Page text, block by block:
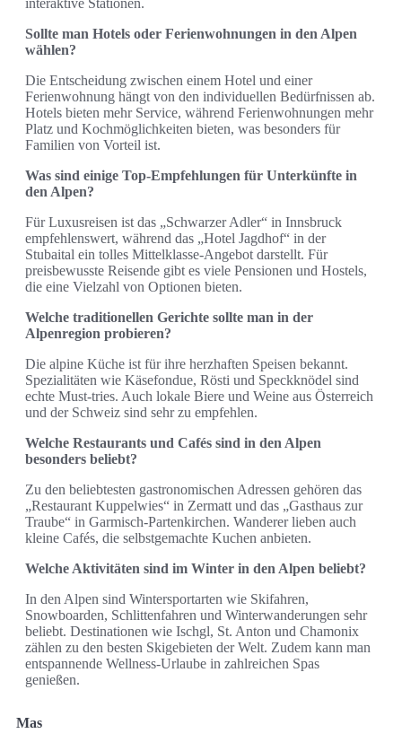
interaktive Stationen.
Sollte man Hotels oder Ferienwohnungen in den Alpen
wählen?
Die Entscheidung zwischen einem Hotel und einer
Ferienwohnung hängt von den individuellen Bedürfnissen ab.
Hotels bieten mehr Service, während Ferienwohnungen mehr
Platz und Kochmöglichkeiten bieten, was besonders für
Familien von Vorteil ist.
Was sind einige Top-Empfehlungen für Unterkünfte in
den Alpen?
Für Luxusreisen ist das „Schwarzer Adler“ in Innsbruck
empfehlenswert, während das „Hotel Jagdhof“ in der
Stubaital ein tolles Mittelklasse-Angebot darstellt. Für
preisbewusste Reisende gibt es viele Pensionen und Hostels,
die eine Vielzahl von Optionen bieten.
Welche traditionellen Gerichte sollte man in der
Alpenregion probieren?
Die alpine Küche ist für ihre herzhaften Speisen bekannt.
Spezialitäten wie Käsefondue, Rösti und Speckknödel sind
echte Must-tries. Auch lokale Biere und Weine aus Österreich
und der Schweiz sind sehr zu empfehlen.
Welche Restaurants und Cafés sind in den Alpen
besonders beliebt?
Zu den beliebtesten gastronomischen Adressen gehören das
„Restaurant Kuppelwies“ in Zermatt und das „Gasthaus zur
Traube“ in Garmisch-Partenkirchen. Wanderer lieben auch
kleine Cafés, die selbstgemachte Kuchen anbieten.
Welche Aktivitäten sind im Winter in den Alpen beliebt?
In den Alpen sind Wintersportarten wie Skifahren,
Snowboarden, Schlittenfahren und Winterwanderungen sehr
beliebt. Destinationen wie Ischgl, St. Anton und Chamonix
zählen zu den besten Skigebieten der Welt. Zudem kann man
entspannende Wellness-Urlaube in zahlreichen Spas
genießen.
Mas